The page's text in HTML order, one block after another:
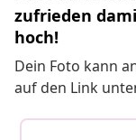
zufrieden
hoch!
Dein Foto kann
auf den Link